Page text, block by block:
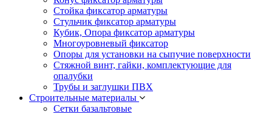
Стойка фиксатор арматуры
Стульчик фиксатор арматуры
Кубик, Опора фиксатор арматуры
Многоуровневый фиксатор
Опоры для установки на сыпучие поверхности
Стяжной винт, гайки, комплектующие для
опалубки
Трубы и заглушки ПВХ
Строительные материалы
Сетки базальтовые